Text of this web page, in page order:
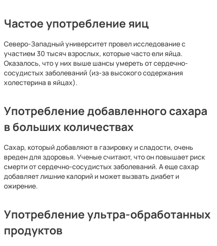
Частое употребление яиц
Северо-Западный университет провел исследование с
участием 30 тысяч взрослых, которые часто ели яйца.
Оказалось, что у них выше шансы умереть от сердечно-
сосудистых заболеваний (из-за высокого содержания
холестерина в яйцах).
Употребление добавленного сахара
в больших количествах
Сахар, который добавляют в газировку и сладости, очень
вреден для здоровья. Ученые считают, что он повышает риск
смерти от сердечно-сосудистых заболеваний. А еще сахар
добавляет лишние калорий и может вызвать диабет и
ожирение.
Употребление ультра-обработанных
продуктов